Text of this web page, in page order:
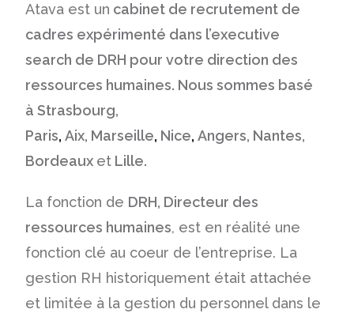
Atava est un cabinet de recrutement de
cadres expérimenté dans l’executive
search de DRH pour votre direction des
ressources humaines. Nous sommes basé
àStrasbourg,
Paris,Aix, Marseille, Nice,Angers, Nantes,
Bordeaux et Lille.
La fonction de DRH, Directeur des
ressources humaines, est en réalité une
fonction clé au coeur de l’entreprise. La
gestion RH historiquement était attachée
et limitée à la gestion du personnel dans le